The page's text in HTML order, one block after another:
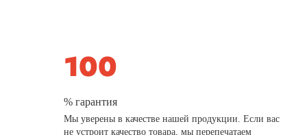
% гарантия
Мы уверены в качестве нашей продукции. Если вас
не устроит качество товара, мы перепечатаем